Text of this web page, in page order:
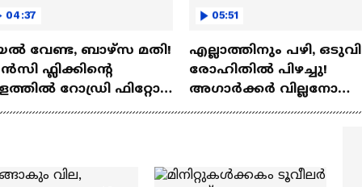
04:37
വേണ്ട, ബാഴ്‌സ മതി!
ഫ്ലിക്കിന്റെ
റോഡ്രി ഫിറ്റോ?
| Barcelona
05:51
എല്ലാത്തിനും പഴി,
രോഹിതില്‍ പിഴച്ചു!
അഗാര്‍ക്കർ വില്ലനോ
അതോ